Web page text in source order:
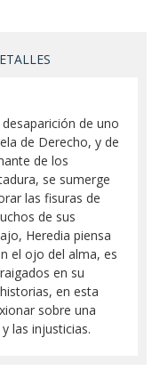
de uno
de Derecho, y de
de los
se sumerge
las fisuras de
de sus
Heredia piensa
el ojo del alma, es
en su
en esta
sobre una
las injusticias.